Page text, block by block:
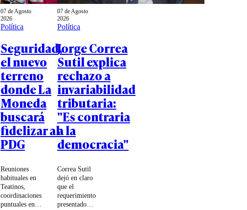
07 de Agosto
2026
Política
Seguridad,
el nuevo
terreno
donde La
Moneda
buscará
fidelizar al
PDG
Reuniones
habituales en
Teatinos,
coordinaciones
puntuales en
07 de Agosto
2026
Política
Jorge Correa
Sutil explica
rechazo a
invariabilidad
tributaria:
"Es contraria
a la
democracia"
Correa Sutil
dejó en claro
que el
requerimiento
presentado